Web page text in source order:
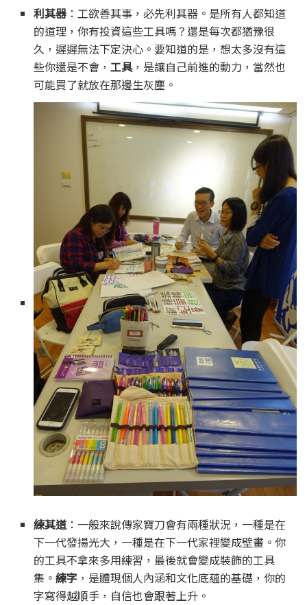
利其器 ：工欲善其事，必先利其器。是所有人都知道
的道理，你有投資這些工具嗎？還是每次都猶豫很
久，遲遲無法下定決心。要知道的是，想太多沒有這
些你還是不會，工具，是讓自己前進的動力，當然也
可能買了就放在那邊生灰塵。
練其道：一般來說傳家寶刀會有兩種狀況，一種是在
下一代發揚光大，一種是在下一代家裡變成壁畫。你
的工具不拿來多用練習，最後就會變成裝飾的工具
集。練字 ，是體現個人內涵和文化底蘊的基礎，你的
字寫得越順手，自信也會跟著上升。